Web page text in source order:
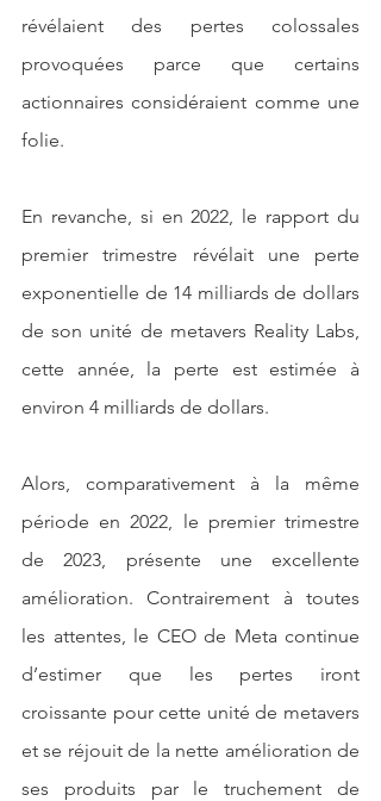
révélaient des pertes colossales
provoquées parce que certains
actionnaires considéraient comme une
folie.
En revanche, si en 2022, le rapport du
premier trimestre révélait une perte
exponentielle de 14 milliards de dollars
de son unité de metavers Reality Labs,
cette année, la perte est estimée à
environ 4 milliards de dollars.
Alors, comparativement à la même
période en 2022, le premier trimestre
de 2023, présente une excellente
amélioration. Contrairement à toutes
les attentes, le CEO de Meta continue
d’estimer que les pertes iront
croissante pour cette unité de metavers
et se réjouit de la nette amélioration de
ses produits par le truchement de